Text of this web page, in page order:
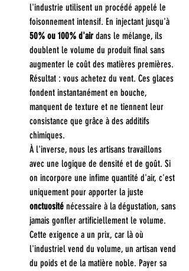
l'industrie utilisent un procédé appelé le
foisonnement intensif. En injectant jusqu'à
50% ou 100% d'air dans le mélange, ils
doublent le volume du produit final sans
augmenter le coût des matières premières.
Résultat : vous achetez du vent. Ces glaces
fondent instantanément en bouche,
manquent de texture et ne tiennent leur
consistance que grâce à des additifs
chimiques.
À l'inverse, nous les artisans travaillons
avec une logique de densité et de goût. Si
on incorpore une infime quantité d'air, c'est
uniquement pour apporter la juste
onctuosité nécessaire à la dégustation, sans
jamais gonfler artificiellement le volume.
Cette exigence a un prix, car là où
l'industriel vend du volume, un artisan vend
du poids et de la matière noble. Payer sa